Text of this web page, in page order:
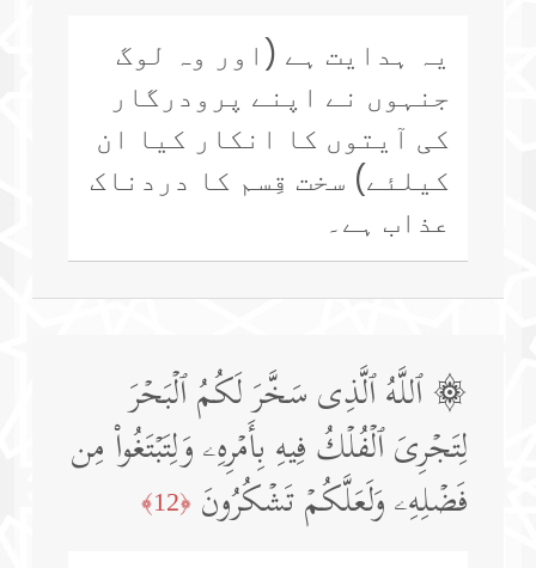
یہ ہدایت ہے (اور وہ لوگ
جنہوں نے اپنے پرودرگار
کی آیتوں کا انکار کیا ان
کیلئے) سخت قِسم کا دردناک
عذاب ہے۔
۞ ٱللَّهُ ٱلَّذِی سَخَّرَ لَكُمُ ٱلۡبَحۡرَ
لِتَجۡرِیَ ٱلۡفُلۡكُ فِیهِ بِأَمۡرِهِۦ وَلِتَبۡتَغُوا۟ مِن
فَضۡلِهِۦ وَلَعَلَّكُمۡ تَشۡكُرُونَ ﴿12﴾